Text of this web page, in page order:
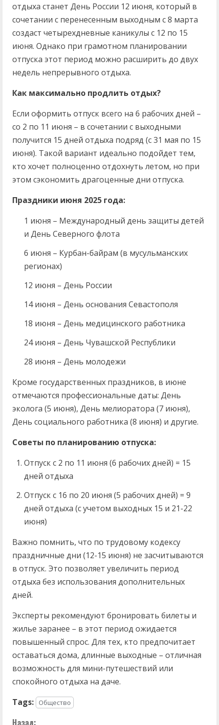
отдыха станет День России 12 июня, который в
сочетании с перенесенным выходным с 8 марта
создаст четырехдневные каникулы с 12 по 15
июня. Однако при грамотном планировании
отпуска этот период можно расширить до двух
недель непрерывного отдыха.
Как максимально продлить отдых?
Если оформить отпуск всего на 6 рабочих дней –
со 2 по 11 июня – в сочетании с выходными
получится 15 дней отдыха подряд (с 31 мая по 15
июня). Такой вариант идеально подойдет тем,
кто хочет полноценно отдохнуть летом, но при
этом сэкономить драгоценные дни отпуска.
Праздники июня 2025 года:
1 июня – Международный день защиты детей
и День Северного флота
6 июня – Курбан-байрам (в мусульманских
регионах)
12 июня – День России
14 июня – День основания Севастополя
18 июня – День медицинского работника
24 июня – День Чувашской Республики
28 июня – День молодежи
Кроме государственных праздников, в июне
отмечаются профессиональные даты: День
эколога (5 июня), День мелиоратора (7 июня),
День социального работника (8 июня) и другие.
Советы по планированию отпуска:
Отпуск с 2 по 11 июня (6 рабочих дней) = 15
дней отдыха
Отпуск с 16 по 20 июня (5 рабочих дней) = 9
дней отдыха (с учетом выходных 15 и 21-22
июня)
Важно помнить, что по трудовому кодексу
праздничные дни (12-15 июня) не засчитываются
в отпуск. Это позволяет увеличить период
отдыха без использования дополнительных
дней.
Эксперты рекомендуют бронировать билеты и
жилье заранее – в этот период ожидается
повышенный спрос. Для тех, кто предпочитает
оставаться дома, длинные выходные – отличная
возможность для мини-путешествий или
спокойного отдыха на даче.
Tags:
Общество
Назад: